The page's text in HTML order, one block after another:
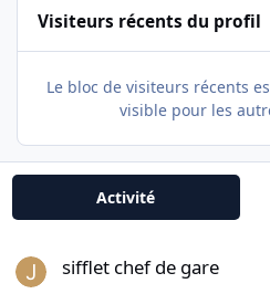
Visiteurs récents du profil
Le bloc de visiteurs récents
visible pour les
Activité
sifflet chef de gare